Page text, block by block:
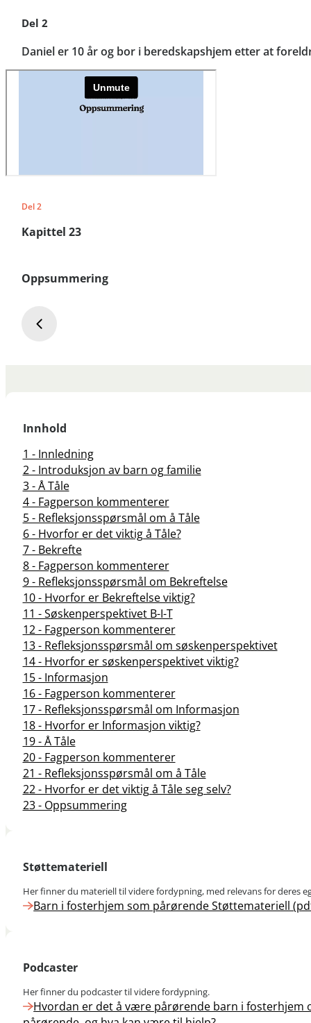
Del 2
Daniel er 10 år og bor i beredskapshjem etter at
Del 2
Kapittel 23
Oppsummering
Innhold
1 - Innledning
2 - Introduksjon av barn og familie
3 - Å Tåle
4 - Fagperson kommenterer
5 - Refleksjonsspørsmål om å Tåle
6 - Hvorfor er det viktig å Tåle?
7 - Bekrefte
8 - Fagperson kommenterer
9 - Refleksjonsspørsmål om Bekreftelse
10 - Hvorfor er Bekreftelse viktig?
11 - Søskenperspektivet B-I-T
12 - Fagperson kommenterer
13 - Refleksjonsspørsmål om søskenperspektivet
14 - Hvorfor er søskenperspektivet viktig?
15 - Informasjon
16 - Fagperson kommenterer
17 - Refleksjonsspørsmål om Informasjon
18 - Hvorfor er Informasjon viktig?
19 - Å Tåle
20 - Fagperson kommenterer
21 - Refleksjonsspørsmål om å Tåle
22 - Hvorfor er det viktig å Tåle seg selv?
23 - Oppsummering
Støttemateriell
Her finner du materiell til videre fordypning, med relevans for deres
Barn i fosterhjem som pårørende Støttemateriell
Podcaster
Her finner du podcaster til videre fordypning.
Hvordan er det å være pårørende barn i fosterhjem